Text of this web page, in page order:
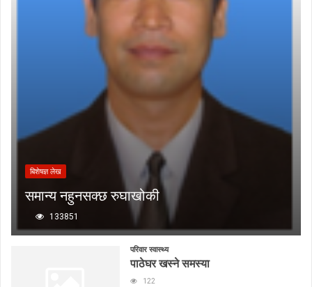
बिशेषज्ञ लेख
समान्य नहुनसक्छ रुघाखोकी
133851
परिवार स्वास्थ्य
पाठेघर खस्ने समस्या
122